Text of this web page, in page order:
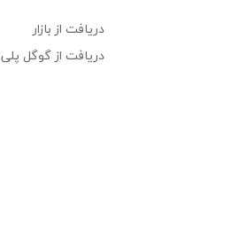
دریافت از بازار
دریافت از گوگل پلی